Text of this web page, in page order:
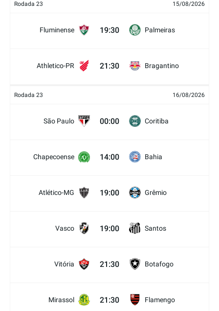
Rodada 23 15/08/2026
Fluminense 19:30 Palmeiras
Athletico-PR 21:30 Bragantino
Rodada 23 16/08/2026
São Paulo 00:00 Coritiba
Chapecoense 14:00 Bahia
Atlético-MG 19:00 Grêmio
Vasco 19:00 Santos
Vitória 21:30 Botafogo
Mirassol 21:30 Flamengo